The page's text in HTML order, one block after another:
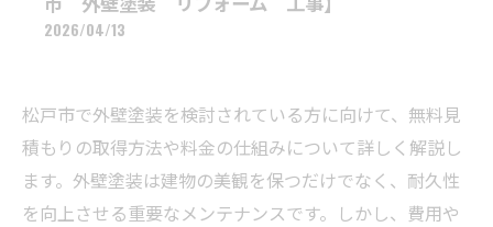
2026/04/13
松戸市で外壁塗装を検討されている方に向けて、無料見
積もりの取得方法や料金の仕組みについて詳しく解説し
ます。外壁塗装は建物の美観を保つだけでなく、耐久性
を向上させる重要なメンテナンスです。しかし、費用や